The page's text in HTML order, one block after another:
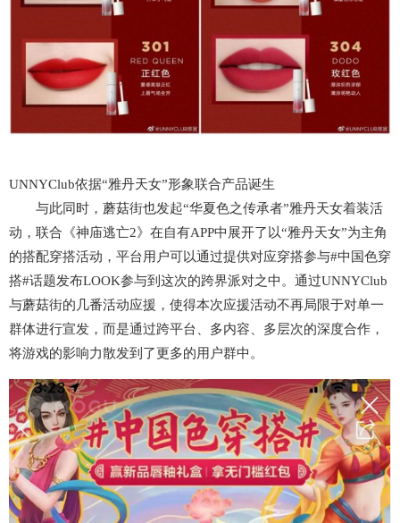
UNNYClub依据“雅丹天女”形象联合产品诞生
与此同时，蘑菇街也发起“华夏色之传承者”雅丹天女着装活
动，联合《神庙逃亡2》在自有APP中展开了以“雅丹天女”为主角
的搭配穿搭活动，平台用户可以通过提供对应穿搭参与#中国色穿
搭#话题发布LOOK参与到这次的跨界派对之中。通过UNNYClub
与蘑菇街的几番活动应援，使得本次应援活动不再局限于对单一
群体进行宣发，而是通过跨平台、多内容、多层次的深度合作，
将游戏的影响力散发到了更多的用户群中。